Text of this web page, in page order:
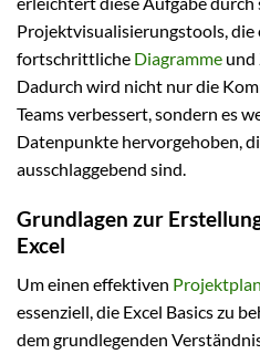
Projektvisualisierungstools, die
fortschrittliche Diagramme und
Dadurch wird nicht nur die
Teams verbessert, sondern es
Datenpunkte hervorgehoben,
ausschlaggebend sind.
Grundlagen zur
Excel
Um einen effektiven
essenziell, die Excel Basics zu
dem grundlegenden